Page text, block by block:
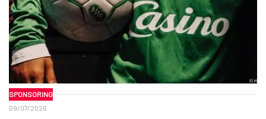
SPONSORING
09/07/2026